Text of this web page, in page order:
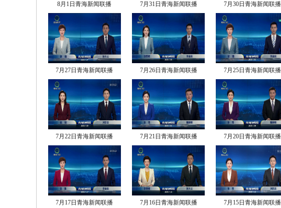
8月1日青海新闻联播 7月31日青海新闻联播 7月30日青海新闻联播
7月27日青海新闻联播 7月26日青海新闻联播 7月25日青海新闻联播
7月22日青海新闻联播 7月21日青海新闻联播 7月20日青海新闻联播
7月17日青海新闻联播 7月16日青海新闻联播 7月15日青海新闻联播